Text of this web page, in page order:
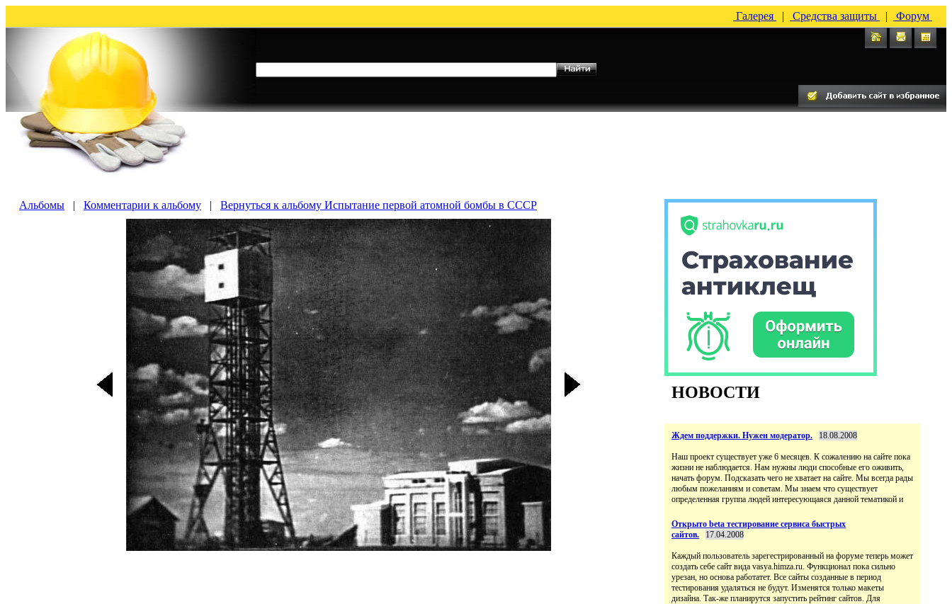
Галерея | Средства защиты | Форум
Альбомы | Комментарии к альбому | Вернуться к альбому Испытание первой атомной бомбы в СССР
НОВОСТИ
Ждем поддержки. Нужен модератор. 18.08.2008
Наш проект существует уже 6 месяцев. К сожалению на сайте пока
жизни не наблюдается. Нам нужны люди способные его оживить,
начать форум. Подсказать чего не хватает на сайте. Мы всегда рады
любым пожеланиям и советам. Мы знаем что существует
определенная группа людей интересующаяся данной тематикой и
Открыто beta тестирование сервиса быстрых
сайтов.
17.04.2008
Каждый пользователь зарегестрированный на форуме теперь может
создать себе сайт вида vasya.himza.ru. Функционал пока сильно
урезан, но основа работатет. Все сайты созданные в период
тестирования удаляться не будут. Изменятся только макеты
дизайна. Так-же планирутся запустить рейтинг сайтов. Для